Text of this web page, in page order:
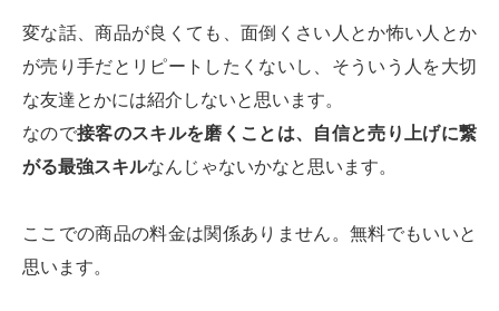
変な話、商品が良くても、面倒くさい人とか怖い人とか
が売り手だとリピートしたくないし、そういう人を大切
な友達とかには紹介しないと思います。
なので接客のスキルを磨くことは、自信と売り上げに繋
がる最強スキルなんじゃないかなと思います。
ここでの商品の料金は関係ありません。無料でもいいと
思います。